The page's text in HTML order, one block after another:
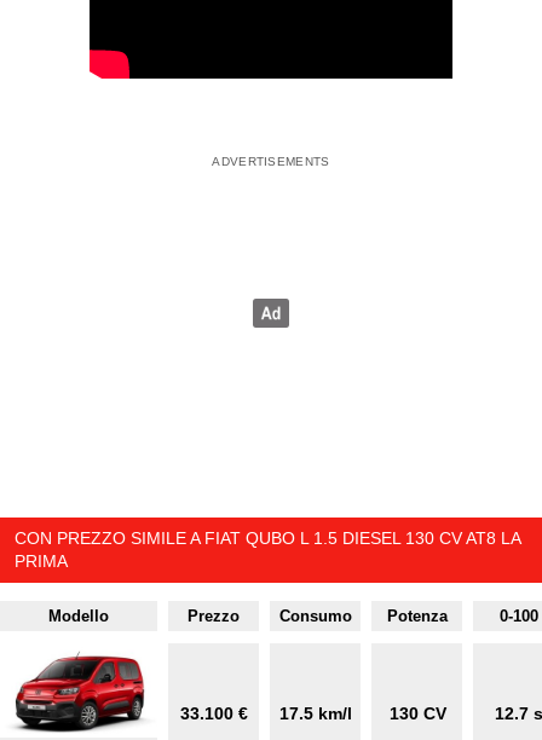
CON PREZZO SIMILE A FIAT QUBO L 1.5 DIESEL 130 CV AT8 LA
PRIMA
Modello Prezzo Consumo Potenza 0-100
33.100 € 17.5 km/l 130 CV 12.7 s